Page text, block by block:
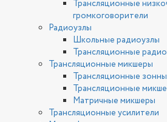
Трансляционные
громкоговорители
Радиоузлы
Школьные радиоузлы
Трансляционные
Трансляционные микшеры
Трансляционные
Трансляционные
Матричные микшеры
Трансляционные усилители